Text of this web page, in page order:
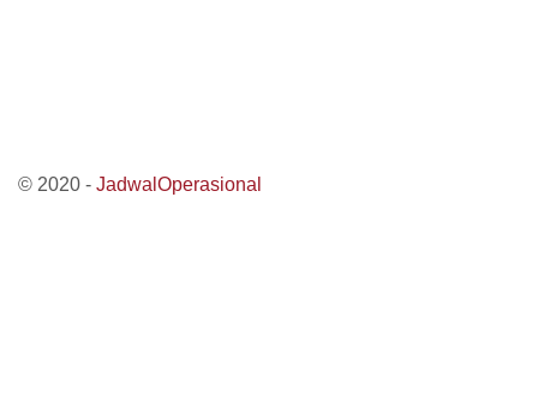
© 2020 - JadwalOperasional